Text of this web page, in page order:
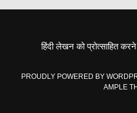
हिंदी लेखन को प्रोत्साहित
PROUDLY POWERED BY
AMPLE